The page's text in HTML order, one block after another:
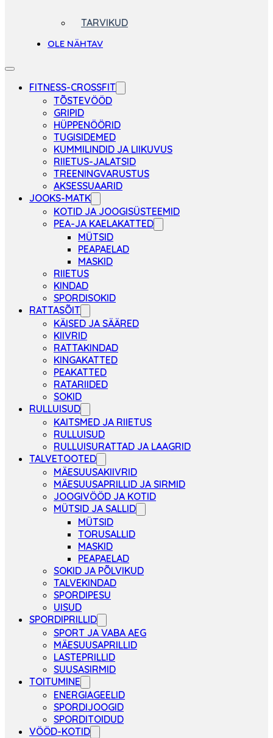
TARVIKUD
OLE NÄHTAV
FITNESS-CROSSFIT
TÕSTEVÖÖD
GRIPID
HÜPPENÖÖRID
TUGISIDEMED
KUMMILINDID JA LIIKUVUS
RIIETUS-JALATSID
TREENINGVARUSTUS
AKSESSUAARID
JOOKS-MATK
KOTID JA JOOGISÜSTEEMID
PEA-JA KAELAKATTED
MÜTSID
PEAPAELAD
MASKID
RIIETUS
KINDAD
SPORDISOKID
RATTASÕIT
KÄISED JA SÄÄRED
KIIVRID
RATTAKINDAD
KINGAKATTED
PEAKATTED
RATARIIDED
SOKID
RULLUISUD
KAITSMED JA RIIETUS
RULLUISUD
RULLUISURATTAD JA LAAGRID
TALVETOOTED
MÄESUUSAKIIVRID
MÄESUUSAPRILLID JA SIRMID
JOOGIVÖÖD JA KOTID
MÜTSID JA SALLID
MÜTSID
TORUSALLID
MASKID
PEAPAELAD
SOKID JA PÕLVIKUD
TALVEKINDAD
SPORDIPESU
UISUD
SPORDIPRILLID
SPORT JA VABA AEG
MÄESUUSAPRILLID
LASTEPRILLID
SUUSASIRMID
TOITUMINE
ENERGIAGEELID
SPORDIJOOGID
SPORDITOIDUD
VÖÖD-KOTID